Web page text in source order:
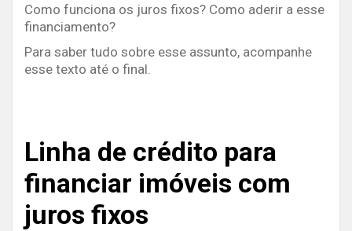
Como funciona os juros fixos? Como aderir a esse
financiamento?
Para saber tudo sobre esse assunto, acompanhe
esse texto até o final.
Linha de crédito para
financiar imóveis com
juros fixos